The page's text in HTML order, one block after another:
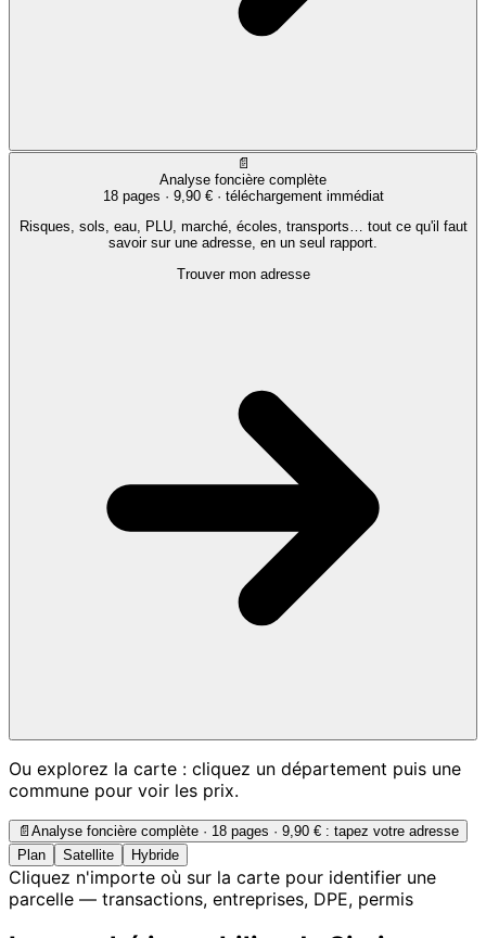
📄
Analyse foncière complète
18 pages · 9,90 €· téléchargement immédiat
Risques, sols, eau, PLU, marché, écoles, transports… tout ce qu'il faut
savoir sur une adresse, en un seul rapport.
Trouver mon adresse
Ou explorez la carte : cliquez un département puis une
commune pour voir les prix.
📄 Analyse foncière complète · 18 pages · 9,90 € : tapez votre adresse
Plan
Satellite Hybride
Cliquez n'importe où sur la carte pour identifier une
parcelle — transactions, entreprises, DPE, permis